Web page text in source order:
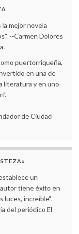
mejor novela
--Carmen Dolores
puertorriqueña,
en una de
literatura y en uno
de Ciudad
un
tiene éxito en
luces, increíble".
del periódico El